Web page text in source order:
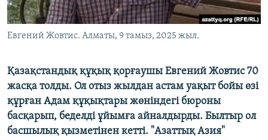
Басқа тілдерде
Евгений Жовтис. Алматы, 9 тамыз, 2025 жыл.
Қазақстандық құқық қорғаушы Евгений Жовтис 70
жасқа толды. Ол отыз жылдан астам уақыт бойы өзі
құрған Адам құқықтары жөніндегі бюроны
басқарып, беделді ұйымға айналдырды. Былтыр ол
басшылық қызметінен кетті. "Азаттық Азия"